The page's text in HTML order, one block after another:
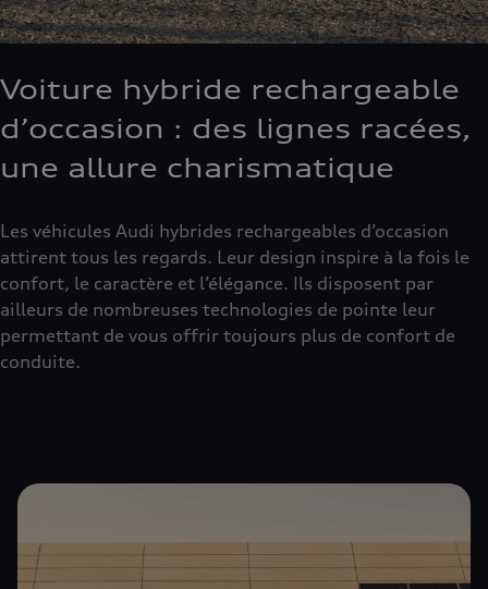
Voiture hybride rechargeable
d’occasion : des lignes racées,
une allure charismatique
Les véhicules Audi hybrides rechargeables d’occasion
attirent tous les regards. Leur design inspire à la fois le
confort, le caractère et l’élégance. Ils disposent par
ailleurs de nombreuses technologies de pointe leur
permettant de vous offrir toujours plus de confort de
conduite.